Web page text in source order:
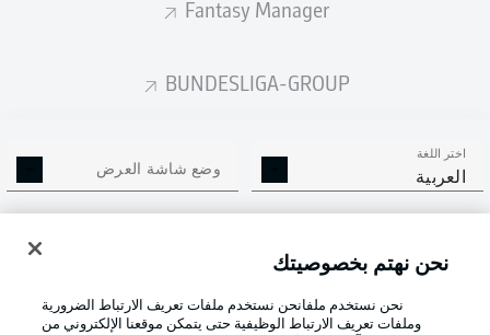
Fantasy Manager
BUNDESLIGA-GROUP
اختر اللغة
العربية وضع شاشة العرض
تسجيل الدخولنحن نهتم بخصوصيتك
نحن نستخدم ملفانحن نستخدم ملفات تعريف الارتباط الضرورية
وملفات تعريف الارتباط الوظيفية حتى يتمكن موقعنا الإلكتروني من